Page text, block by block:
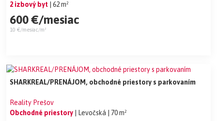
2 izbový byt
| 62 m²
600 €/mesiac
10 €/mesiac/m²
SHARKREAL/PRENÁJOM, obchodné priestory s parkovaním
Reality Prešov
Obchodné priestory
| Levočská | 70 m²